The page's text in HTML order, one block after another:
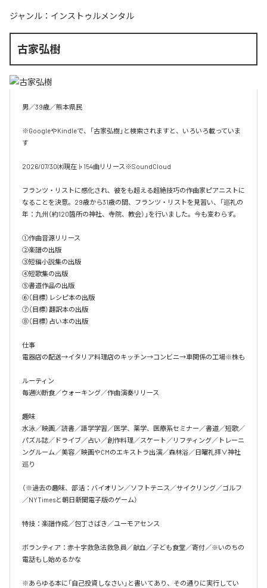
ジャンル： インストゥルメンタル
古家弘樹
男／39歳／熊本県民
※GoogleやKindleで、「古家弘樹」と検索されますと、いろいろ載っていま
す
2026/07/30㈭現在♭154曲リリース※SoundCloud
フランツ・リストに感化され、彼をも超える超絶技巧の作曲家ピアニストに
なることを決意。29歳から31歳の間、フランツ・リストを見習い、「巡礼の
年：九州（約120箇所の神社、寺院、教会）」を行いました。今も変わらず。
①作曲音源リリース
②楽譜の出版
③短編小説集の出版
④短歌集の出版
⑤書道作品の出版
⑥（目標）レシピ本の出版
⑦（目標）翻訳本の出版
⑧（目標）占い本の出版
仕事
電器店の配送→イタリア料理店のキッチン→コンビニ→車関係の工場※株も
ルーティン
毎週㈫断食／ウォーキング／作曲演奏リリース
趣味
水泳／映画／読書／語学学習／医学、薬学、医療系セミナー／書道／短歌／
パズル誌／ドライブ／占い／創作料理／スケート／リフティング／トレーニ
ングルーム／美容／映画やCMのエキストラ出演／森林浴／日曜礼拝∨神社
巡り
（※過去の趣味、部活：バイオリン／ソフトテニス／サイクリング／ゴルフ
／NYTimesと朝日新聞電子版のゲーム）
特技：楽譜作成／包丁さばき／ユーモアセンス
ボランティア：赤十字救急法救急員／献血／子ども食堂／寄付／※いのちの
電話もし始めるかな
※あらゆる本に「自己投資しなさい」と書いてあり、その通りに実行してい